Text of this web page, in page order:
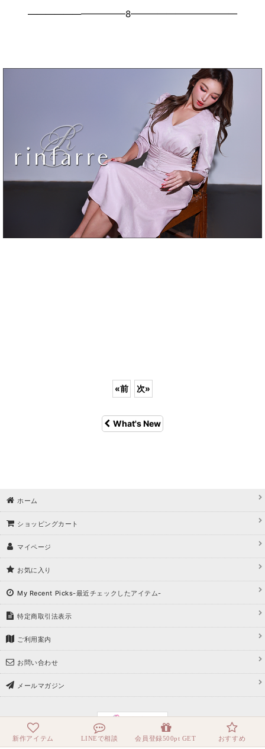
新作アイテム LINEで相談 会員登録500pt GET おすすめ
———————————8————————————
«前 次»
What's New
ホーム
ショッピングカート
マイページ
お気に入り
My Recent Picks-最近チェックしたアイテム-
特定商取引法表示
ご利用案内
お問い合わせ
メールマガジン